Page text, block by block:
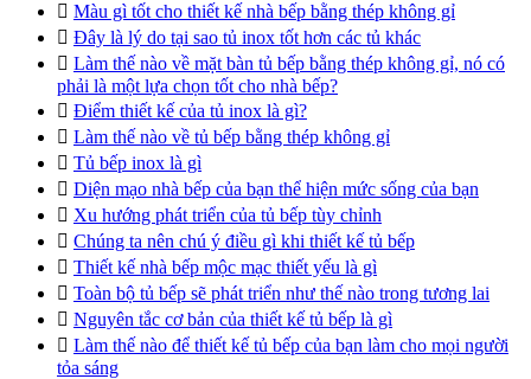
 Màu gì tốt cho thiết kế nhà bếp bằng thép không gỉ
 Đây là lý do tại sao tủ inox tốt hơn các tủ khác
 Làm thế nào về mặt bàn tủ bếp bằng thép không gỉ, nó có
phải là một lựa chọn tốt cho nhà bếp?
 Điểm thiết kế của tủ inox là gì?
 Làm thế nào về tủ bếp bằng thép không gỉ
 Tủ bếp inox là gì
 Diện mạo nhà bếp của bạn thể hiện mức sống của bạn
 Xu hướng phát triển của tủ bếp tùy chỉnh
 Chúng ta nên chú ý điều gì khi thiết kế tủ bếp
 Thiết kế nhà bếp mộc mạc thiết yếu là gì
 Toàn bộ tủ bếp sẽ phát triển như thế nào trong tương lai
 Nguyên tắc cơ bản của thiết kế tủ bếp là gì
 Làm thế nào để thiết kế tủ bếp của bạn làm cho mọi người
tỏa sáng